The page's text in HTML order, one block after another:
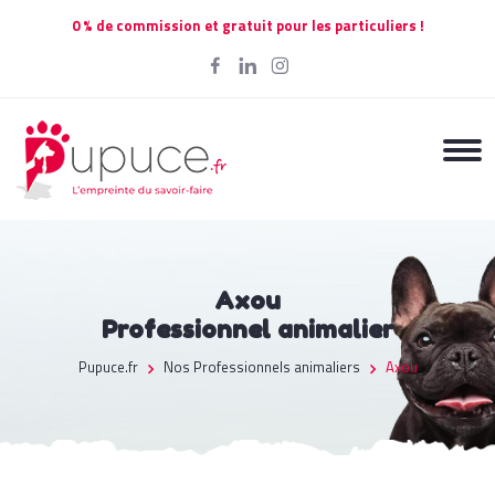
0 % de commission et gratuit pour les particuliers !
Axou
Professionnel animalier
Pupuce.fr Nos Professionnels animaliers Axou